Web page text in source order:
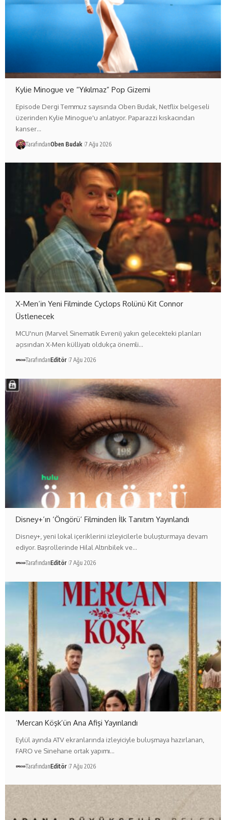
Kylie Minogue ve “Yıkılmaz” Pop Gizemi
Episode Dergi Temmuz sayısında Oben Budak, Netflix belgeseli
üzerinden Kylie Minogue'u anlatıyor. Paparazzi kıskacından
kanser…
TarafındanOben Budak 7 Ağu 2026
X-Men’in Yeni Filminde Cyclops Rolünü Kit Connor
Üstlenecek
MCU'nun (Marvel Sinematik Evreni) yakın gelecekteki planları
açısından X-Men külliyatı oldukça önemli…
TarafındanEditör 7 Ağu 2026
Disney+’ın ‘Öngörü’ Filminden İlk Tanıtım Yayınlandı
Disney+, yeni lokal içeriklerini izleyicilerle buluşturmaya devam
ediyor. Başrollerinde Hilal Altınbilek ve…
TarafındanEditör 7 Ağu 2026
‘Mercan Köşk’ün Ana Afişi Yayınlandı
Eylül ayında ATV ekranlarında izleyiciyle buluşmaya hazırlanan,
FARO ve Sinehane ortak yapımı…
TarafındanEditör 7 Ağu 2026